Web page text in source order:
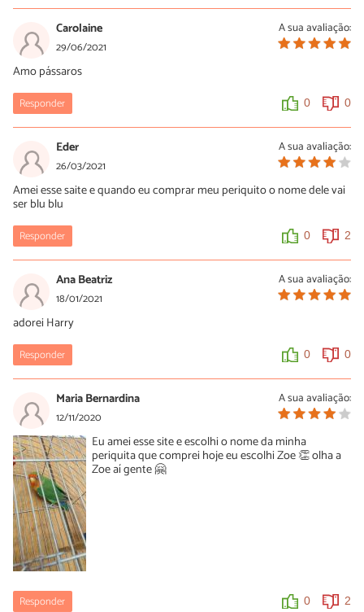
A sua avaliação:
Carolaine
29/06/2021
Amo pássaros
Responder 0 0
A sua avaliação:
Eder
26/03/2021
Amei esse saite e quando eu comprar meu periquito o nome dele vai
ser blu blu
Responder 0 2
A sua avaliação:
Ana Beatriz
18/01/2021
adorei Harry
Responder 0 0
A sua avaliação:
Maria Bernardina
12/11/2020
Eu amei esse site e escolhi o nome da minha
periquita que comprei hoje eu escolhi Zoe 👏 olha a
Zoe aí gente 🤗
Responder 0 2